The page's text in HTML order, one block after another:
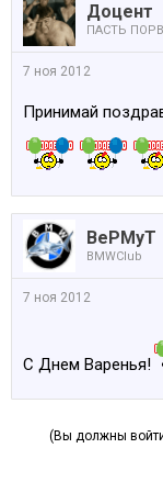
Доцент
ПАСТЬ
7 ноя 2012
Принимай
BePMyT
BMWClub
7 ноя 2012
С Днем Варенья!
(Вы должны войти